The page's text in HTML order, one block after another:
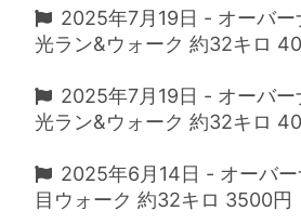
2025年7月19日 - オーバ
光ラン&ウォーク 約32キロ
2025年7月19日 - オーバ
光ラン&ウォーク 約32キロ
2025年6月14日 - オーバ
目ウォーク 約32キロ 3500円